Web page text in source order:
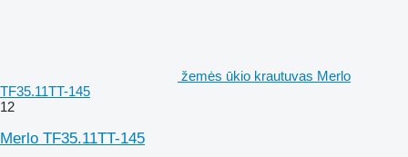
žemės ūkio krautuvas Merlo
TF35.11TT-145
12
Merlo TF35.11TT-145